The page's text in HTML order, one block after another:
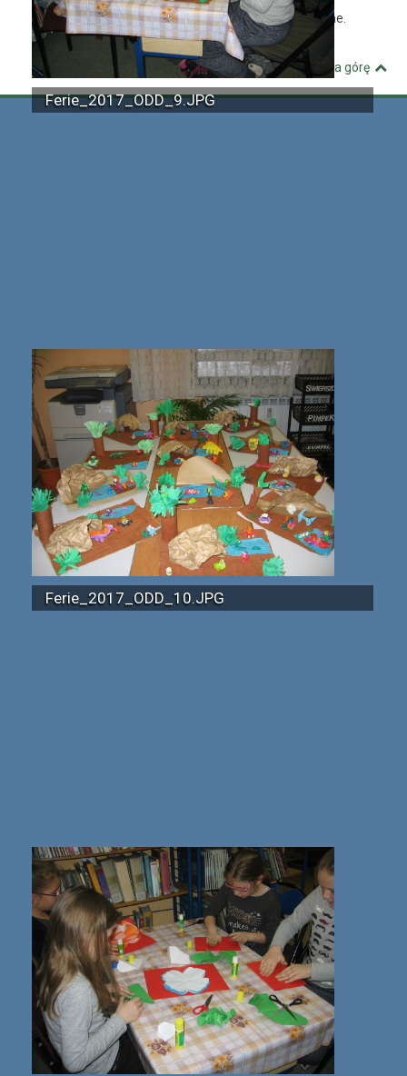
Ferie_2017_ODD_9.JPG
Ferie_2017_ODD_10.JPG
© MBP Pyskowice. Wszystkie prawa zastrzeżone.
Kuźnia Dostępnych Stron
Wróć na górę